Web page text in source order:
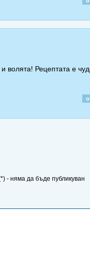
волята! Рецептата е
- няма да бъде публикуван